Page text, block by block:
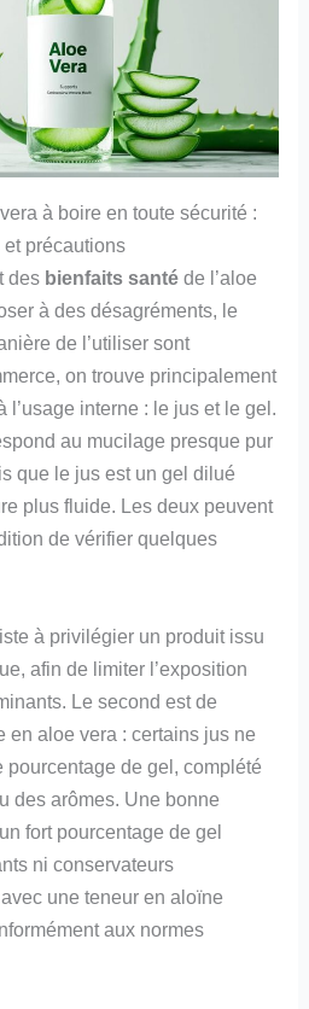
à boire en toute sécurité :
précautions
des bienfaits santé de l’aloe
à des désagréments, le
de l’utiliser sont
on trouve principalement
l’usage interne : le jus et le gel.
au mucilage presque pur
que le jus est un gel dilué
plus fluide. Les deux peuvent
de vérifier quelques
à privilégier un produit issu
afin de limiter l’exposition
Le second est de
en aloe vera : certains jus ne
pourcentage de gel, complété
des arômes. Une bonne
fort pourcentage de gel
ni conservateurs
une teneur en aloïne
aux normes